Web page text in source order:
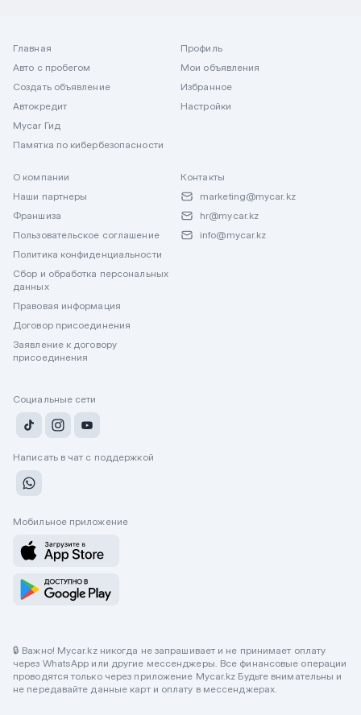
Главная
Авто с пробегом
Создать объявление
Автокредит
Mycar Гид
Памятка по кибербезопасности
Профиль
Мои объявления
Избранное
Настройки
О компании
Наши партнеры
Франшиза
Пользовательское соглашение
Политика конфиденциальности
Сбор и обработка персональных
данных
Правовая информация
Договор присоединения
Заявление к договору
присоединения
Контакты
marketing@mycar.kz
hr@mycar.kz
info@mycar.kz
Социальные сети
Написать в чат с поддержкой
Мобильное приложение
🔒 Важно! Mycar.kz никогда не запрашивает и не принимает оплату
через WhatsApp или другие мессенджеры. Все финансовые операции
проводятся только через приложение Mycar.kz Будьте внимательны и
не передавайте данные карт и оплату в мессенджерах.